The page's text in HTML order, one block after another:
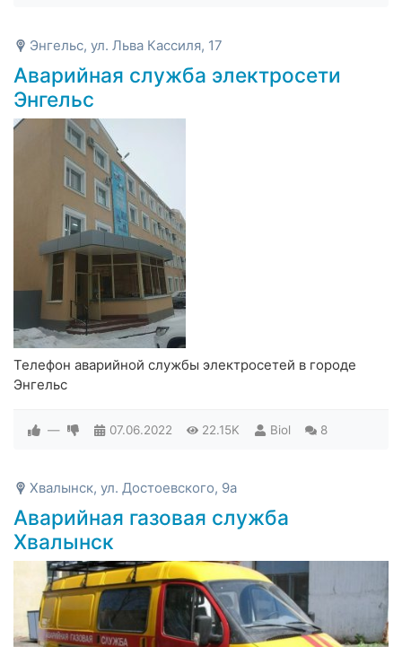
Энгельс, ул. Льва Кассиля, 17
Аварийная служба электросети
Энгельс
Телефон аварийной службы электросетей в городе
Энгельс
— 07.06.2022 22.15K Biol 8
Хвалынск, ул. Достоевского, 9а
Аварийная газовая служба
Хвалынск